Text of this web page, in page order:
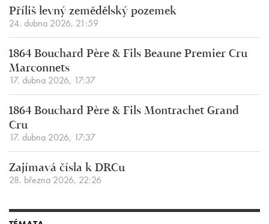
Příliš levný zemědělský pozemek
24. dubna 2026, 21:59
1864 Bouchard Père & Fils Beaune Premier Cru
Marconnets
17. dubna 2026, 17:37
1864 Bouchard Père & Fils Montrachet Grand
Cru
17. dubna 2026, 17:37
Zajímavá čísla k DRCu
28. března 2026, 22:26